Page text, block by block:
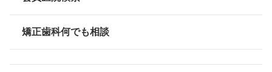
情報公開
矯正歯科何でも相談
電話番号 0982-21-5171
FAX番号 0982-21-5175